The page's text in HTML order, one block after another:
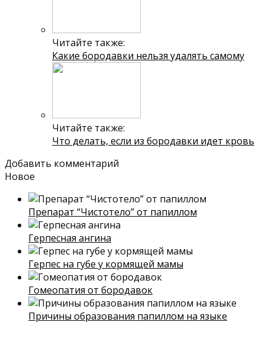
Читайте также:
Какие бородавки нельзя удалять самому
Читайте также:
Что делать, если из бородавки идет кровь
Добавить комментарий
Новое
Препарат “Чистотело” от папиллом
Герпесная ангина
Герпес на губе у кормящей мамы
Гомеопатия от бородавок
Причины образования папиллом на языке